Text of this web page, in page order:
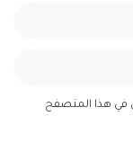
في هذا المتصفح